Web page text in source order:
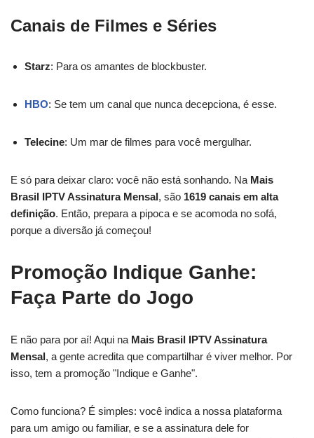
Canais de Filmes e Séries
Starz: Para os amantes de blockbuster.
HBO: Se tem um canal que nunca decepciona, é esse.
Telecine: Um mar de filmes para você mergulhar.
E só para deixar claro: você não está sonhando. Na Mais
Brasil IPTV Assinatura Mensal, são 1619 canais em alta
definição. Então, prepara a pipoca e se acomoda no sofá,
porque a diversão já começou!
Promoção Indique Ganhe:
Faça Parte do Jogo
E não para por aí! Aqui na Mais Brasil IPTV Assinatura
Mensal, a gente acredita que compartilhar é viver melhor. Por
isso, tem a promoção "Indique e Ganhe".
Como funciona? É simples: você indica a nossa plataforma
para um amigo ou familiar, e se a assinatura dele for